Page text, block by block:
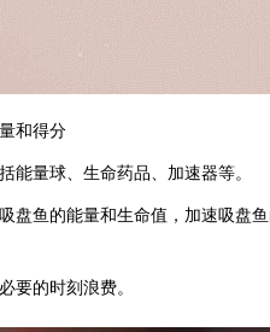
和得分
能量球、生命药品、加速器等。
盘鱼的能量和生命值，加速吸盘
要的时刻浪费。